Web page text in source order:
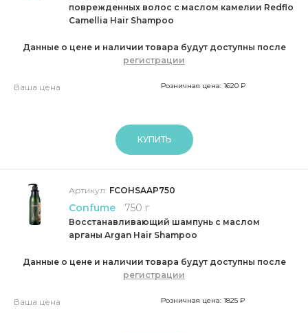
поврежденных волос с маслом камелии Redflo
Camellia Hair Shampoo
Данные о цене и наличии товара будут доступны после
регистрации
Ваша цена Розничная цена: 1620 ₽
КУПИТЬ
Артикул: FCOHSAAP750
Confume 750 г
Восстанавливающий шампунь с маслом
арганы Argan Hair Shampoo
Данные о цене и наличии товара будут доступны после
регистрации
Ваша цена Розничная цена: 1825 ₽